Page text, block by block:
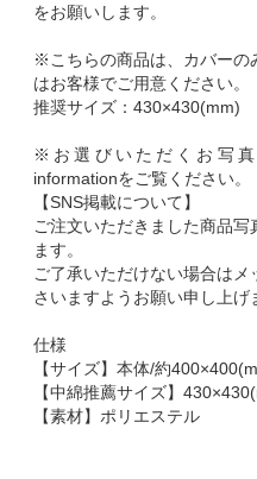
をお願いします。
※こちらの商品は、カバーの
はお客様でご用意ください。
推奨サイズ：430×430(mm)
※お選びいただくお写真
informationをご覧ください。
【SNS掲載について】
ご注文いただきました商品
ます。
ご了承いただけない場合は
さいますようお願い申し上げ
仕様
【サイズ】本体/約
【中綿推薦サイズ】
【素材】ポリエステル